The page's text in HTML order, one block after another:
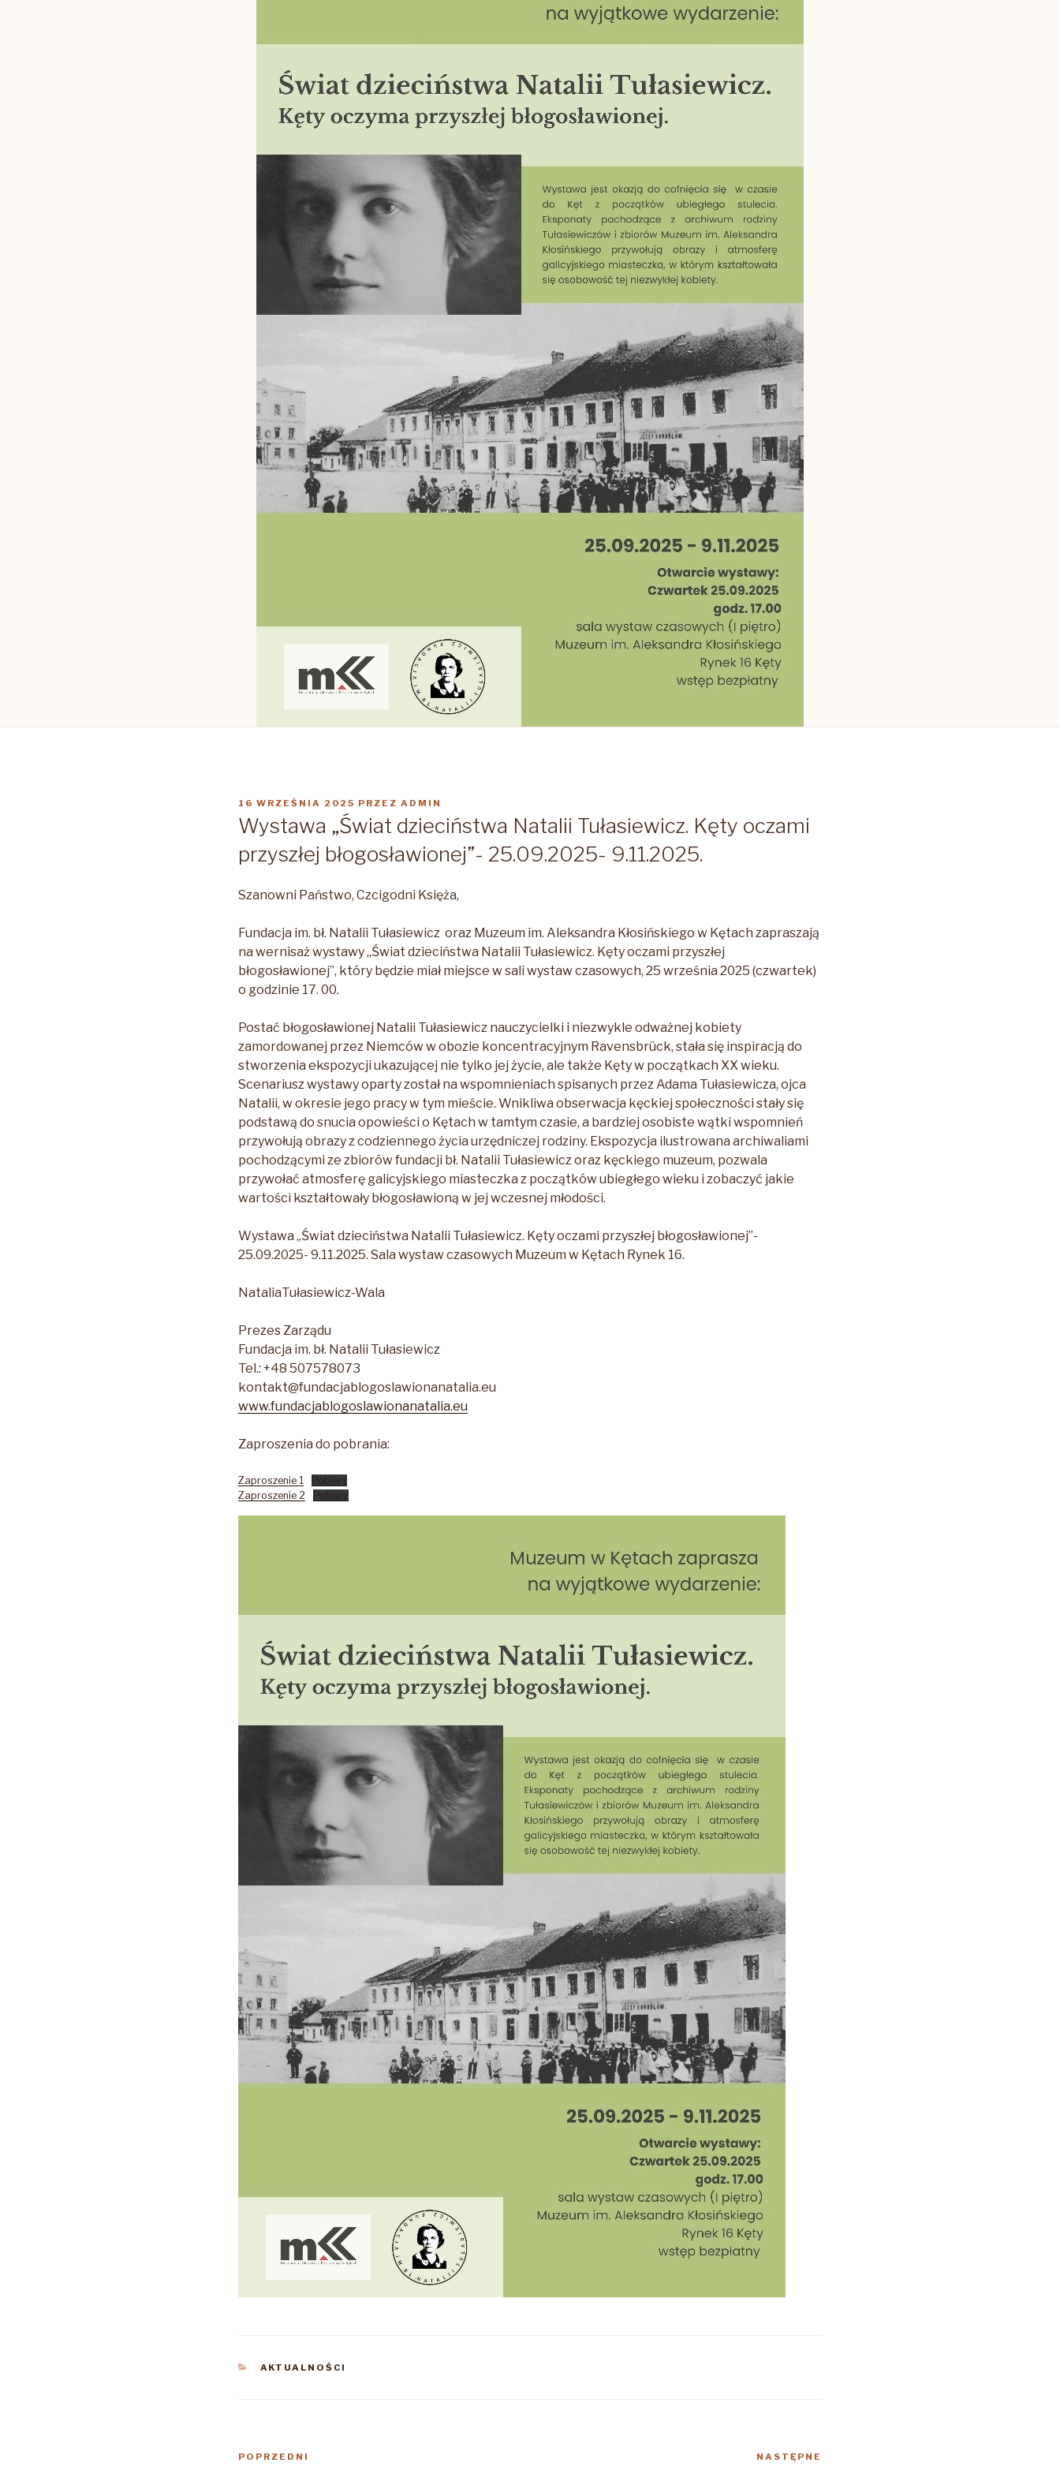
OPUBLIKOWANE
16 WRZEŚNIA 2025 PRZEZ ADMIN
Wystawa „Świat dzieciństwa Natalii Tułasiewicz. Kęty oczami
przyszłej błogosławionej”- 25.09.2025- 9.11.2025.
Szanowni Państwo, Czcigodni Księża,
Fundacja im. bł. Natalii Tułasiewicz oraz Muzeum im. Aleksandra Kłosińskiego w Kętach zapraszają
na wernisaż wystawy „Świat dzieciństwa Natalii Tułasiewicz. Kęty oczami przyszłej
błogosławionej”, który będzie miał miejsce w sali wystaw czasowych, 25 września 2025 (czwartek)
o godzinie 17. 00.
Postać błogosławionej Natalii Tułasiewicz nauczycielki i niezwykle odważnej kobiety
zamordowanej przez Niemców w obozie koncentracyjnym Ravensbrück, stała się inspiracją do
stworzenia ekspozycji ukazującej nie tylko jej życie, ale także Kęty w początkach XX wieku.
Scenariusz wystawy oparty został na wspomnieniach spisanych przez Adama Tułasiewicza, ojca
Natalii, w okresie jego pracy w tym mieście. Wnikliwa obserwacja kęckiej społeczności stały się
podstawą do snucia opowieści o Kętach w tamtym czasie, a bardziej osobiste wątki wspomnień
przywołują obrazy z codziennego życia urzędniczej rodziny. Ekspozycja ilustrowana archiwaliami
pochodzącymi ze zbiorów fundacji bł. Natalii Tułasiewicz oraz kęckiego muzeum, pozwala
przywołać atmosferę galicyjskiego miasteczka z początków ubiegłego wieku i zobaczyć jakie
wartości kształtowały błogosławioną w jej wczesnej młodości.
Wystawa „Świat dzieciństwa Natalii Tułasiewicz. Kęty oczami przyszłej błogosławionej”-
25.09.2025- 9.11.2025. Sala wystaw czasowych Muzeum w Kętach Rynek 16.
NataliaTułasiewicz-Wala
Prezes Zarządu
Fundacja im. bł. Natalii Tułasiewicz
Tel.: +48 507578073
kontakt@fundacjablogoslawionanatalia.eu
www.fundacjablogoslawionanatalia.eu
Zaproszenia do pobrania:
Zaproszenie 1
Pobierz
Zaproszenie 2
Pobierz
KATEGORIE
AKTUALNOŚCI
Nawigacja
Poprzedni
POPRZEDNI NASTĘPNE